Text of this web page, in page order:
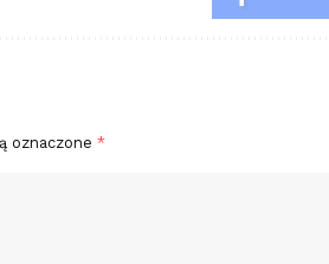
oznaczone *